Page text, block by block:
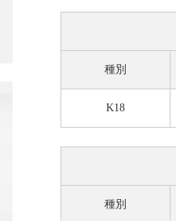
種別
K18
種別